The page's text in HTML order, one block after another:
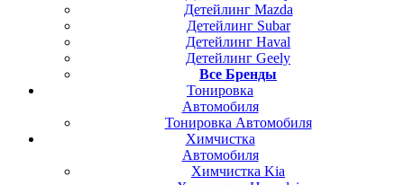
Детейлинг Mazda
Детейлинг Subar
Детейлинг Haval
Детейлинг Geely
Все Бренды
Тонировка
Автомобиля
Тонировка Автомобиля
Химчистка
Автомобиля
Химчистка Kia